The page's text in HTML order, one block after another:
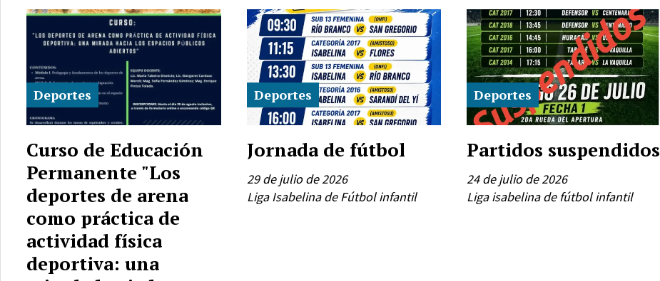
Curso de Educación
Permanente "Los
deportes de arena
como práctica de
actividad física
deportiva: una
Deportes
Jornada de fútbol
Liga Isabelina de Fútbol infantil
Deportes
29 de julio de 2026
Partidos suspendidos
Liga isabelina de fútbol infantil
Deportes
24 de julio de 2026